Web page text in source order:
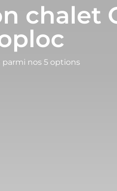
chalet
nos 5 options